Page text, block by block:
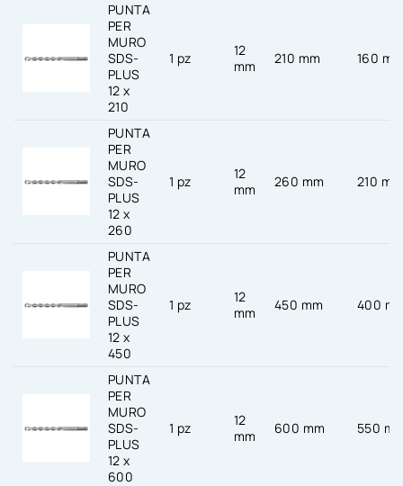
PUNTA
PER
MURO
SDS-
PLUS
12 x
210
1 pz
12
mm
210 mm 160
PUNTA
PER
MURO
SDS-
PLUS
12 x
260
1 pz
12
mm
260 mm 210 mm
PUNTA
PER
MURO
SDS-
PLUS
12 x
450
1 pz
12
mm
450 mm 400
PUNTA
PER
MURO
SDS-
PLUS
12 x
600
1 pz
12
mm
600 mm 550